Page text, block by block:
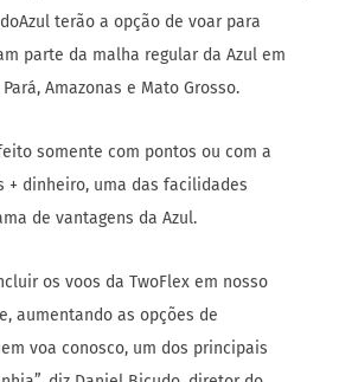
terão a opção de voar para
parte da malha regular da Azul em
Amazonas e Mato Grosso.
somente com pontos ou com a
+ dinheiro, uma das facilidades
de vantagens da Azul.
os voos da TwoFlex em nosso
aumentando as opções de
voa conosco, um dos principais